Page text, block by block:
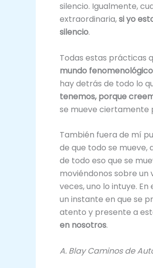
silencio. Igualmente,
extraordinaria,si yo
silencio.
Todas estas prácticas
mundo fenomenológico
hay detrás de todo lo
tenemos, porque
se mueve ciertamente
También fuera de mí
de que todo se mueve,
de todo eso que se
moviéndonos sobre un
veces, uno lo intuye.
un instante en que se
atento y presente a
en nosotros.
A. Blay Caminos de